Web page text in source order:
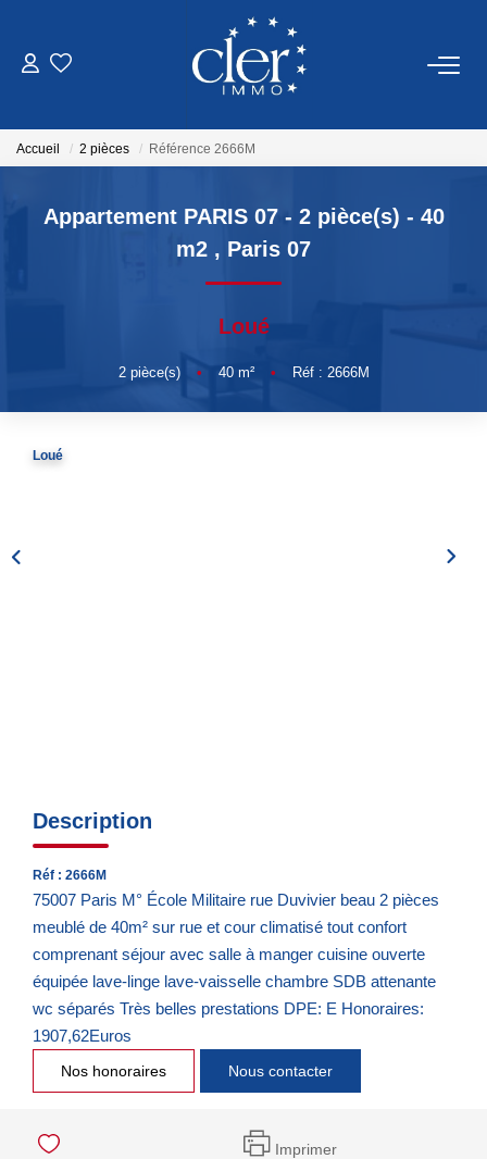
SERVICES
Gestion
Accueil 2 pièces Référence 2666M
Appartement PARIS 07 - 2 pièce(s) - 40
m2 , Paris 07
Loué
2pièce(s) • 40m² • Réf : 2666M
Loué
Description
Réf : 2666M
75007 Paris M° École Militaire rue Duvivier beau 2 pièces
meublé de 40m² sur rue et cour climatisé tout confort
comprenant séjour avec salle à manger cuisine ouverte
équipée lave-linge lave-vaisselle chambre SDB attenante
wc séparés Très belles prestations DPE: E Honoraires:
1907,62Euros
Nos honoraires Nous contacter
Imprimer